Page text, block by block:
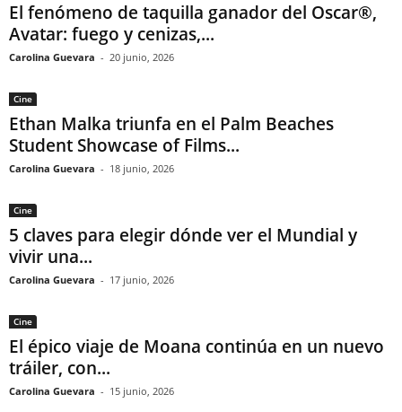
El fenómeno de taquilla ganador del Oscar®,
Avatar: fuego y cenizas,...
Carolina Guevara - 20 junio, 2026
Cine
Ethan Malka triunfa en el Palm Beaches
Student Showcase of Films...
Carolina Guevara - 18 junio, 2026
Cine
5 claves para elegir dónde ver el Mundial y
vivir una...
Carolina Guevara - 17 junio, 2026
Cine
El épico viaje de Moana continúa en un nuevo
tráiler, con...
Carolina Guevara - 15 junio, 2026